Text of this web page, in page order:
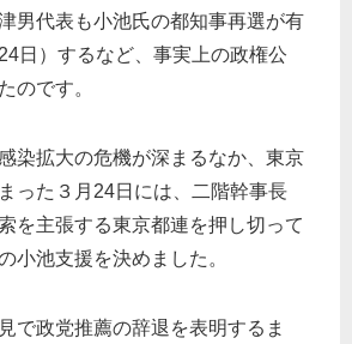
男代表も小池氏の都知事再選が有
日）するなど、事実上の政権公
のです。
染拡大の危機が深まるなか、東京
った３月24日には、二階幹事長
を主張する東京都連を押し切って
小池支援を決めました。
で政党推薦の辞退を表明するま